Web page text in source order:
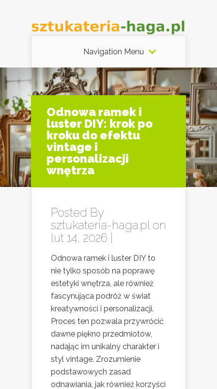
Navigation Menu
Odnowa ramek i
luster DIY: krok po
kroku do efektu
vintage i
personalizacji
wnętrza
Posted By
sztukateria-haga.plon
lut 14, 2026 |
Odnowa ramek i luster DIY to
nie tylko sposób na poprawę
estetyki wnętrza, ale również
fascynująca podróż w świat
kreatywności i personalizacji.
Proces ten pozwala przywrócić
dawne piękno przedmiotów,
nadając im unikalny charakter i
styl vintage. Zrozumienie
podstawowych zasad
odnawiania, jak również korzyści